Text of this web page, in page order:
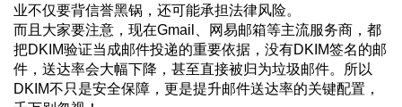
业不仅要背信誉黑锅，还可能承担法律风险。
而且大家要注意，现在Gmail、网易邮箱等主流服务商，都
把DKIM验证当成邮件投递的重要依据，没有DKIM签名的邮
件，送达率会大幅下降，甚至直接被归为垃圾邮件。所以
DKIM不只是安全保障，更是提升邮件送达率的关键配置，